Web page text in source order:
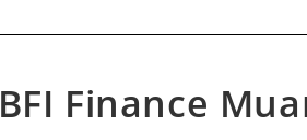
BFI Finance